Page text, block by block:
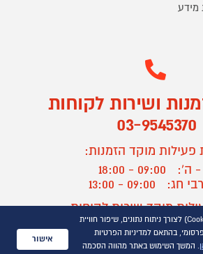
מידע
ושירות לקוחות
03-9545370
פעילות מוקד הזמנות:
ה':
09:00 - 18:00
חג:
09:00 - 13:00
מוקד שירות לקוחות:
- ד':
09:00 - 16:30
ה :
09:00 - 16:00
אתר זה משתמש בעוגיות (Cookies) לצורך ניתוח נתונים, שיפור חוויית
בהתאם למדיניות הפרטיות
. המשך השימוש באתר מהווה הסכמה
אישור